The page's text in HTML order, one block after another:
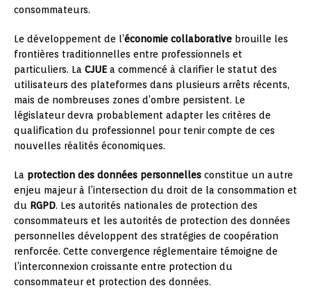
consommateurs.
Le développement de l’économie collaborative brouille les
frontières traditionnelles entre professionnels et
particuliers. La CJUE a commencé à clarifier le statut des
utilisateurs des plateformes dans plusieurs arrêts récents,
mais de nombreuses zones d’ombre persistent. Le
législateur devra probablement adapter les critères de
qualification du professionnel pour tenir compte de ces
nouvelles réalités économiques.
La protection des données personnelles constitue un autre
enjeu majeur à l’intersection du droit de la consommation et
du RGPD. Les autorités nationales de protection des
consommateurs et les autorités de protection des données
personnelles développent des stratégies de coopération
renforcée. Cette convergence réglementaire témoigne de
l’interconnexion croissante entre protection du
consommateur et protection des données.